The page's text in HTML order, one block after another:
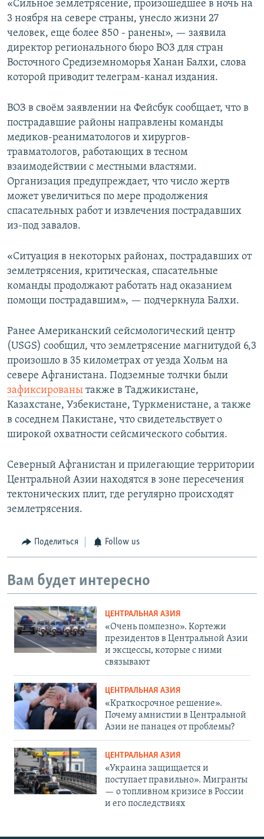
«Сильное землетрясение, произошедшее в ночь на
3 ноября на севере страны, унесло жизни 27
человек, еще более 850 - ранены», — заявила
директор регионального бюро ВОЗ для стран
Восточного Средиземноморья Ханан Балхи, слова
которой приводит телеграм-канал издания.
ВОЗ в своём заявлении на Фейсбук сообщает, что в
пострадавшие районы направлены команды
медиков-реаниматологов и хирургов-
травматологов, работающих в тесном
взаимодействии с местными властями.
Организация предупреждает, что число жертв
может увеличиться по мере продолжения
спасательных работ и извлечения пострадавших
из-под завалов.
«Ситуация в некоторых районах, пострадавших от
землетрясения, критическая, спасательные
команды продолжают работать над оказанием
помощи пострадавшим», — подчеркнула Балхи.
Ранее Американский сейсмологический центр
(USGS) сообщил, что землетрясение магнитудой 6,3
произошло в 35 километрах от уезда Хольм на
севере Афганистана. Подземные толчки были
зафиксированы также в Таджикистане,
Казахстане, Узбекистане, Туркменистане, а также
в соседнем Пакистане, что свидетельствует о
широкой охватности сейсмического события.
Северный Афганистан и прилегающие территории
Центральной Азии находятся в зоне пересечения
тектонических плит, где регулярно происходят
землетрясения.
Поделиться Follow us
Вам будет интересно
ЦЕНТРАЛЬНАЯ АЗИЯ
«Очень помпезно». Кортежи
президентов в Центральной Азии
и эксцессы, которые с ними
связывают
ЦЕНТРАЛЬНАЯ АЗИЯ
«Краткосрочное решение».
Почему амнистии в Центральной
Азии не панацея от проблемы?
ЦЕНТРАЛЬНАЯ АЗИЯ
«Украина защищается и
поступает правильно». Мигранты
— о топливном кризисе в России
и его последствиях